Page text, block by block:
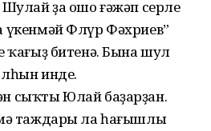
ҙа ошо ғәжәп серле
үкенмәй Флүр Фәхриев”
ҡағыҙ битенә. Бына шул
инде.
сыҡты Юлай баҙар­ҙан.
таждары ла һағышлы